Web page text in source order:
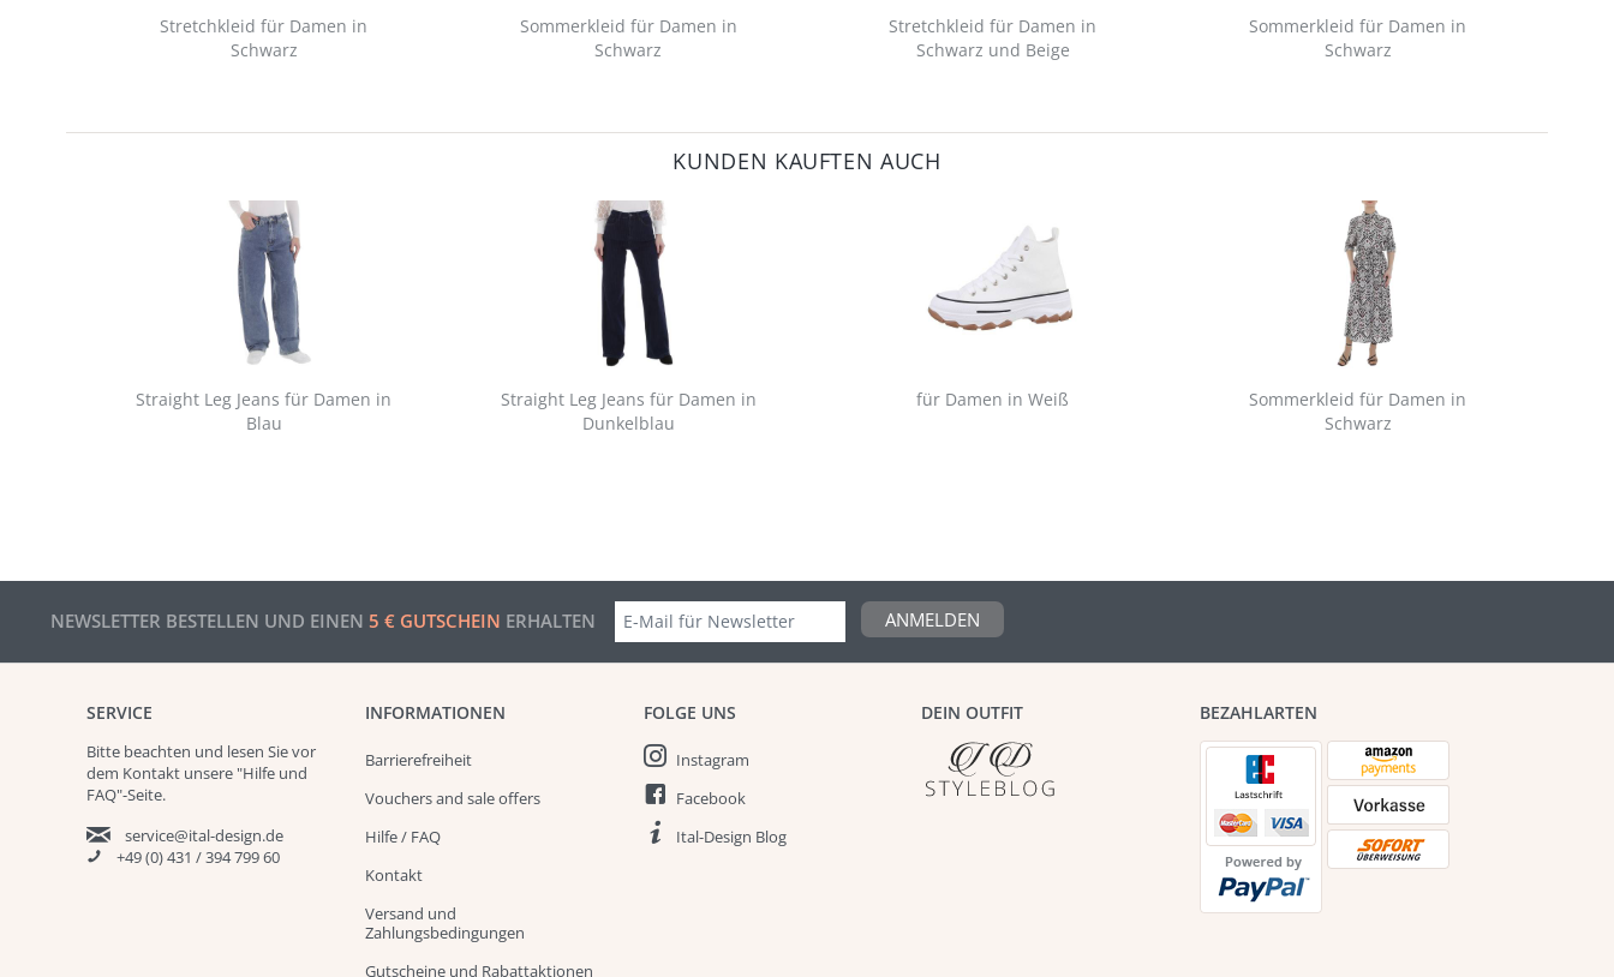
Stretchkleid für Damen in
Schwarz
Sommerkleid für Damen in
Schwarz
Stretchkleid für Damen in
Schwarz und Beige
Sommerkleid für Damen in
Schwarz
KUNDEN KAUFTEN AUCH
Straight Leg Jeans für Damen in
Blau
Straight Leg Jeans für Damen in
Dunkelblau
für Damen in Weiß
Sommerkleid für Damen in
Schwarz
NEWSLETTER BESTELLEN UND EINEN 5 € GUTSCHEIN ERHALTEN ANMELDEN
SERVICE
Bitte beachten und lesen Sie vor
dem Kontakt unsere "Hilfe und
FAQ"-Seite.
service@ital-design.de
+49 (0) 431 / 394 799 60
INFORMATIONEN
Barrierefreiheit
Vouchers and sale offers
Hilfe / FAQ
Kontakt
Versand und
Zahlungsbedingungen
Gutscheine und Rabattaktionen
FOLGE UNS
Instagram
Facebook
Ital-Design Blog
DEIN OUTFIT BEZAHLARTEN